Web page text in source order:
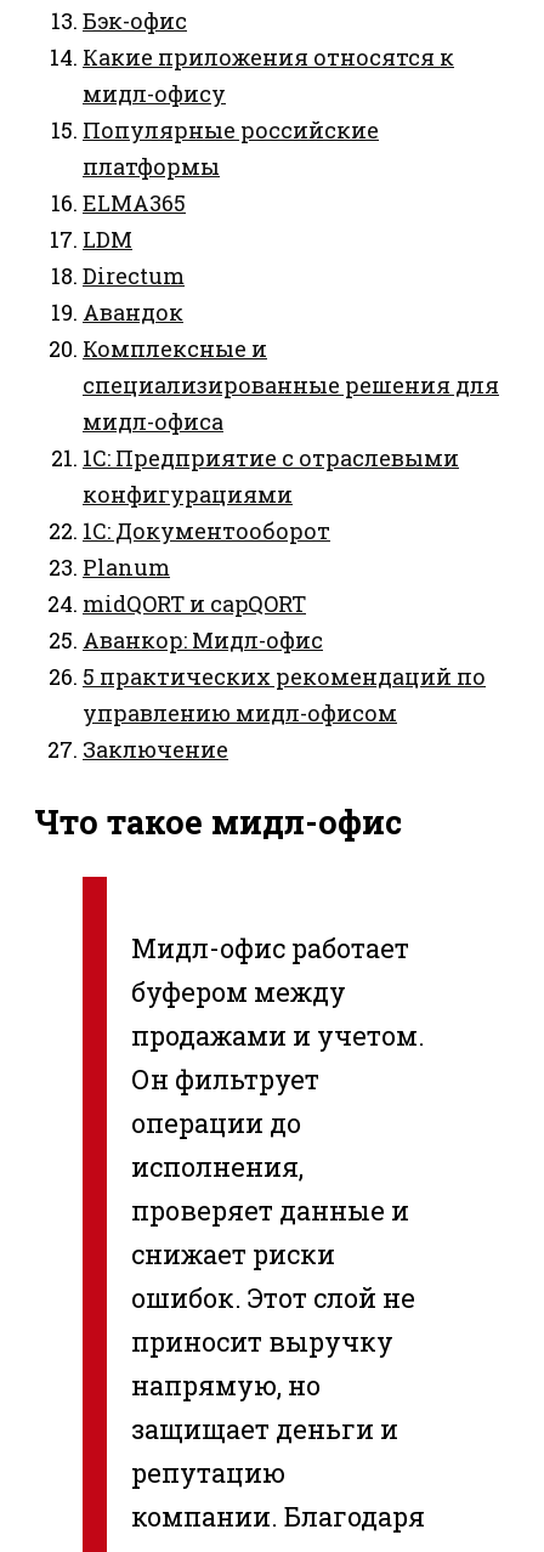
Бэк-офис
Какие приложения относятся к
мидл-офису
Популярные российские
платформы
ELMA365
LDM
Directum
Авандок
Комплексные и
специализированные решения для
мидл-офиса
1С: Предприятие с отраслевыми
конфигурациями
1С: Документооборот
Planum
midQORT и capQORT
Аванкор: Мидл-офис
5 практических рекомендаций по
управлению мидл-офисом
Заключение
Что такое мидл-офис
Мидл-офис работает
буфером между
продажами и учетом.
Он фильтрует
операции до
исполнения,
проверяет данные и
снижает риски
ошибок. Этот слой не
приносит выручку
напрямую, но
защищает деньги и
репутацию
компании. Благодаря